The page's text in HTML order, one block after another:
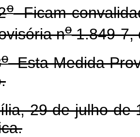
oFicam
no1.849-7,
oEsta Medida
de julho de